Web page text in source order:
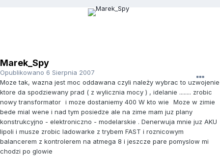
Marek_Spy
Opublikowano 6 Sierpnia 2007
Moze tak, wazna jest moc oddawana czyli należy wybrac to uzwojenie
ktore da spodziewany prad ( z wylicznia mocy ) , idelanie ........ zrobic
nowy transformator i moze dostaniemy 400 W kto wie
Moze w zimie
bede mial wene i nad tym posiedze ale na zime mam juz plany
konstrukcyjno - elektroniczno - modelarskie . Denerwuja mnie juz AKU
lipoli i musze zrobic ladowarke z trybem FAST i roznicowym
balancerem z kontrolerem na atmega 8 i jeszcze pare pomyslow mi
chodzi po glowie